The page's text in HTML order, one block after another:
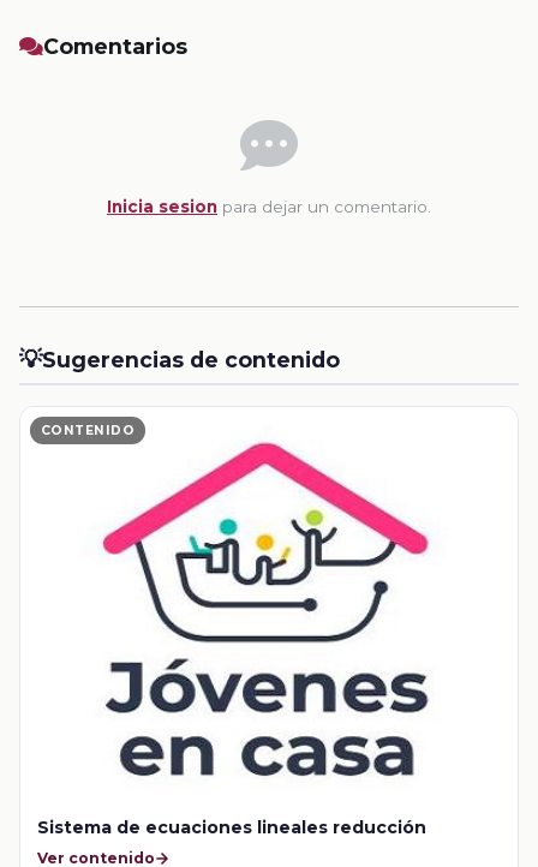
Comentarios
Inicia sesion para dejar un comentario.
💡Sugerencias de contenido
CONTENIDO
Sistema de ecuaciones lineales reducción
Ver contenido